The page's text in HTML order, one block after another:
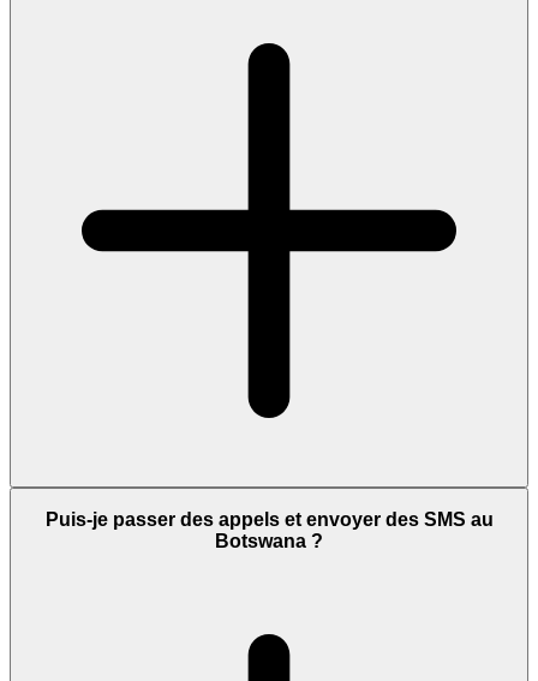
Puis-je passer des appels et envoyer des SMS au
Botswana ?